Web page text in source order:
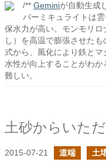
/** Geminiが自動生成
バーミキュライトは
保水力が高い。モンモリ
し）を高温で膨張させた
式から、風化により鉄と
水性が向上することがわ
難しい。
土砂からいた
2015-07-21 道端 土